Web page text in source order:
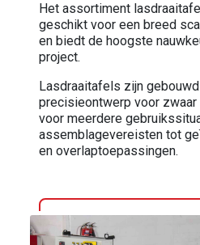
Het assortiment
geschikt voor een breed
en biedt de hoogste
project.
Lasdraaitafels zijn
precisieontwerp voor
voor meerdere
assemblagevereisten tot
en overlaptoepassingen.